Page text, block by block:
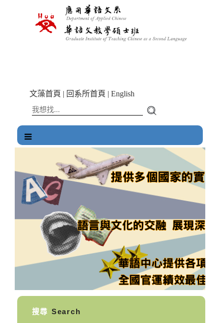
文藻首頁 | 回系所首頁 | English
搜尋 Search